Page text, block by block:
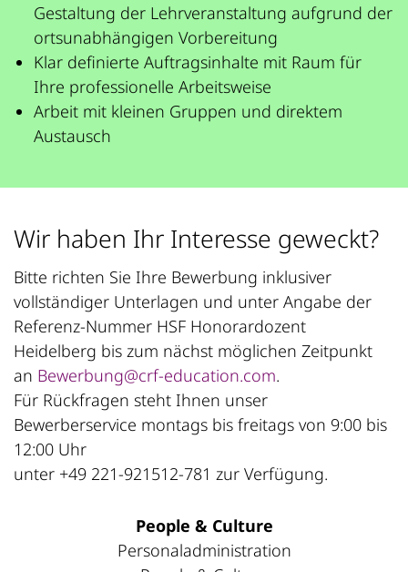
Gestaltung der Lehrveranstaltung aufgrund der
ortsunabhängigen Vorbereitung
Klar definierte Auftragsinhalte mit Raum für
Ihre professionelle Arbeitsweise
Arbeit mit kleinen Gruppen und direktem
Austausch
Wir haben Ihr Interesse geweckt?
Bitte richten Sie Ihre Bewerbung inklusiver
vollständiger Unterlagen und unter Angabe der
Referenz-Nummer HSF Honorardozent
Heidelberg bis zum nächst möglichen Zeitpunkt
an Bewerbung@crf-education.com.
Für Rückfragen steht Ihnen unser
Bewerberservice montags bis freitags von 9:00 bis
12:00 Uhr
unter +49 221-921512-781 zur Verfügung.
People & Culture
Personaladministration